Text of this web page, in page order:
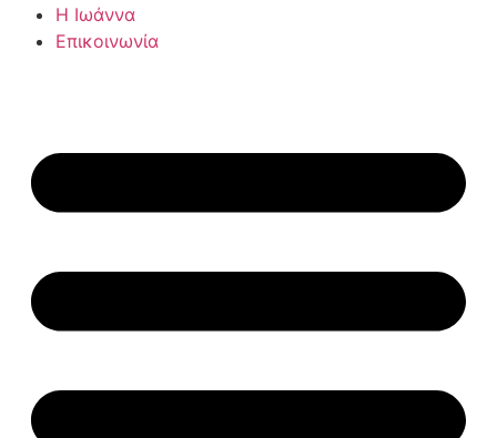
Η Ιωάννα
Επικοινωνία